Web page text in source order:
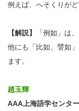
例えば、へそくりが
【解説】
「例如」は
他にも「比如、譬如
ます。
趙玉輝
AAA上海語学センター